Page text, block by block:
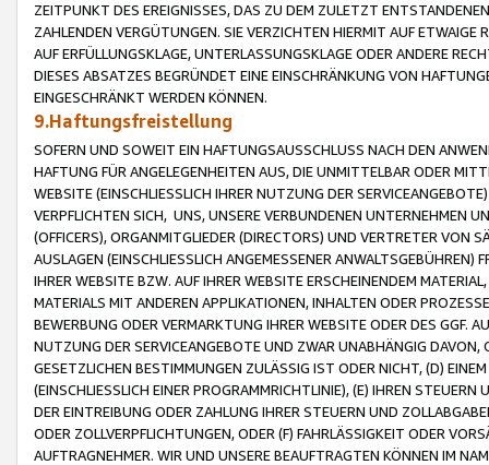
ZEITPUNKT DES EREIGNISSES, DAS ZU DEM ZULETZT
ZAHLENDEN VERGÜTUNGEN. SIE VERZICHTEN HIERMIT AUF
AUF ERFÜLLUNGSKLAGE, UNTERLASSUNGSKLAGE ODER ANDERE
DIESES ABSATZES BEGRÜNDET EINE EINSCHRÄNKUNG VON
EINGESCHRÄNKT WERDEN KÖNNEN.
9.Haftungsfreistellung
SOFERN UND SOWEIT EIN HAFTUNGSAUSSCHLUSS NACH DEN
HAFTUNG FÜR ANGELEGENHEITEN AUS, DIE UNMITTELBAR ODER
WEBSITE (EINSCHLIESSLICH IHRER NUTZUNG DER
VERPFLICHTEN SICH, UNS, UNSERE VERBUNDENEN UNTERNEHMEN
(OFFICERS), ORGANMITGLIEDER (DIRECTORS) UND VERTRETER VON
AUSLAGEN (EINSCHLIESSLICH ANGEMESSENER
IHRER WEBSITE BZW. AUF IHRER WEBSITE ERSCHEINENDEM
MATERIALS MIT ANDEREN APPLIKATIONEN, INHALTEN ODER
BEWERBUNG ODER VERMARKTUNG IHRER WEBSITE ODER DES GGF.
NUTZUNG DER SERVICEANGEBOTE UND ZWAR UNABHÄNGIG
GESETZLICHEN BESTIMMUNGEN ZULÄSSIG IST ODER NICHT, (D)
(EINSCHLIESSLICH EINER PROGRAMMRICHTLINIE), (E) IHREN
DER EINTREIBUNG ODER ZAHLUNG IHRER STEUERN UND
ODER ZOLLVERPFLICHTUNGEN, ODER (F) FAHRLÄSSIGKEIT ODER
AUFTRAGNEHMER. WIR UND UNSERE BEAUFTRAGTEN KÖNNEN IM